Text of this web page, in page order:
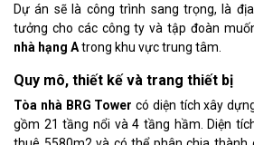
Dự án sẽ là công trình sang trọng, là
tưởng cho các công ty và tập đoàn
nhà hạng Atrong khu vực trung tâm.
Quy mô, thiết kế và trang thiết bị
Tòa nhà BRG Tower có diện tích xây
gồm 21 tầng nổi và 4 tầng hầm. Diện